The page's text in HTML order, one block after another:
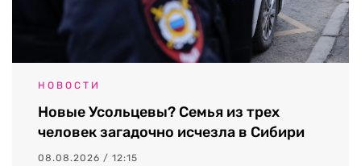
НОВОСТИ
Новые Усольцевы? Семья из трех
человек загадочно исчезла в Сибири
08.08.2026 / 12:15